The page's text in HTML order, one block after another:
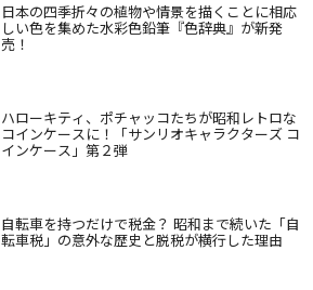
日本の四季折々の植物や情景を描くことに相応
しい色を集めた水彩色鉛筆『色辞典』が新発
売！
ハローキティ、ポチャッコたちが昭和レトロな
コインケースに！「サンリオキャラクターズ コ
インケース」第２弾
自転車を持つだけで税金？ 昭和まで続いた「自
転車税」の意外な歴史と脱税が横行した理由